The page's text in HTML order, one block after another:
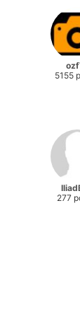
5155
277